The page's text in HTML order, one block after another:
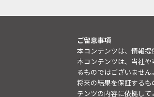
ご留意事項
本コンテンツは、情報提
本コンテンツは、当社
るものではございませ
将来の結果を保証する
テンツの内容に依拠し